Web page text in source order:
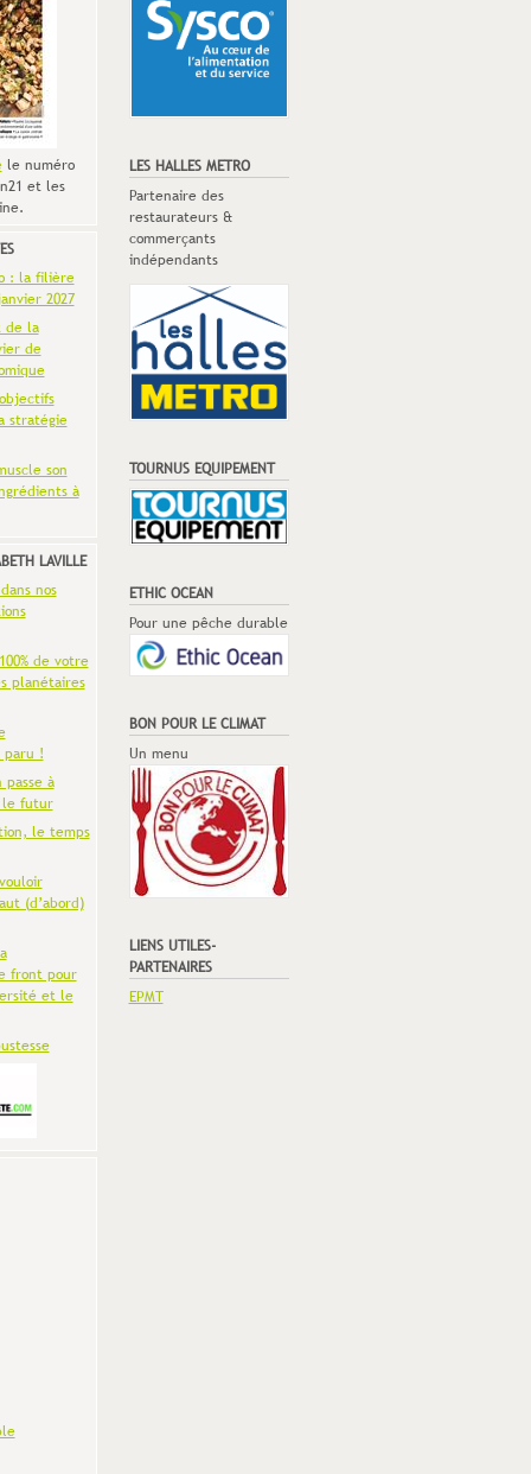
le numéro
et les
: la filière
2027
de la
de
stratégie
son
à
LAVILLE
nos
de votre
planétaires
paru !
passe à
le futur
le temps
(d’abord)
front pour
et le
LES HALLES METRO
Partenaire des
restaurateurs &
commerçants
indépendants
TOURNUS EQUIPEMENT
ETHIC OCEAN
Pour une pêche durable
BON POUR LE CLIMAT
Un menu
LIENS UTILES-
PARTENAIRES
EPMT